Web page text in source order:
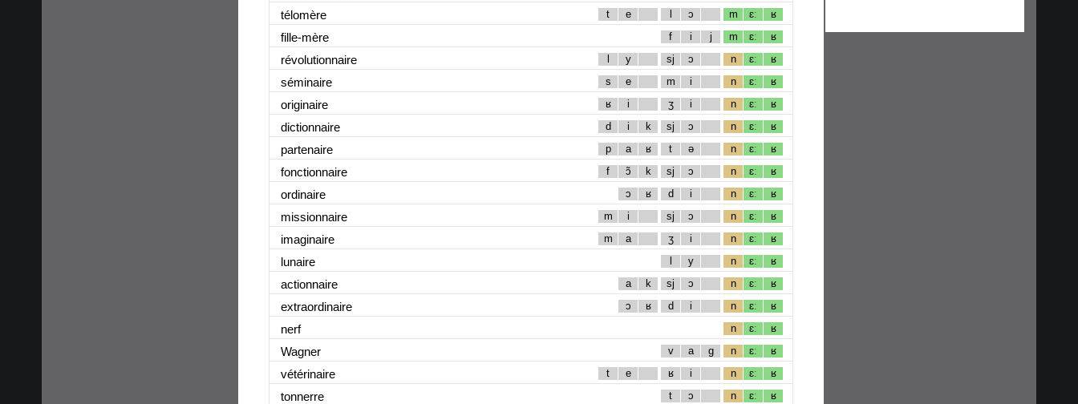
télomère t e l ɔ m ɛː ʁ
fille-mère f i j m ɛː ʁ
révolutionnaire l y sj ɔ n ɛː ʁ
séminaire s e m i n ɛː ʁ
originaire ʁ i ʒ i n ɛː ʁ
dictionnaire d i k sj ɔ n ɛː ʁ
partenaire p a ʁ t ə n ɛː ʁ
fonctionnaire f ɔ̃ k sj ɔ n ɛː ʁ
ordinaire ɔ ʁ d i n ɛː ʁ
missionnaire m i sj ɔ n ɛː ʁ
imaginaire m a ʒ i n ɛː ʁ
lunaire l y n ɛː ʁ
actionnaire a k sj ɔ n ɛː ʁ
extraordinaire ɔ ʁ d i n ɛː ʁ
nerf n ɛː ʁ
Wagner v a g n ɛː ʁ
vétérinaire t e ʁ i n ɛː ʁ
tonnerre t ɔ n ɛː ʁ